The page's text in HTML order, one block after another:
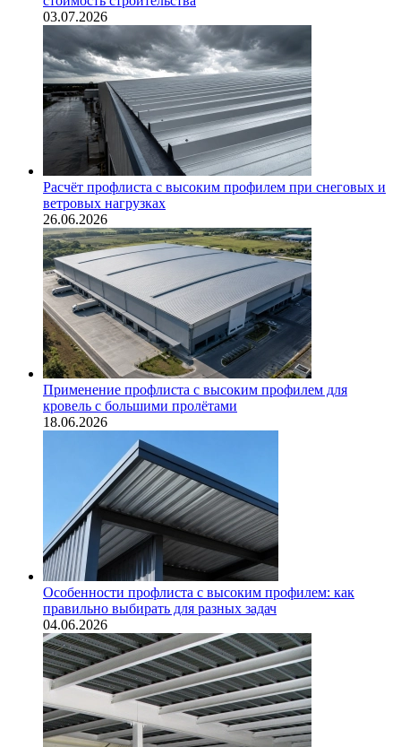
03.07.2026
Расчёт профлиста с высоким профилем при снеговых и
ветровых нагрузках
26.06.2026
Применение профлиста с высоким профилем для
кровель с большими пролётами
18.06.2026
Особенности профлиста с высоким профилем: как
правильно выбирать для разных задач
04.06.2026